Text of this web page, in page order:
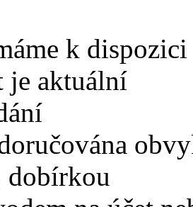
k
je aktuální
dobírkou